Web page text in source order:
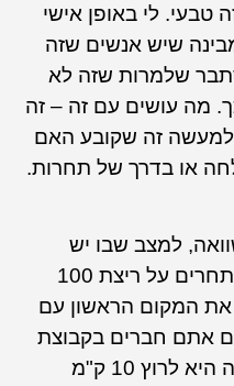
לי באופן אישי
שיש אנשים שזה
שלמרות שזה לא
מה עושים עם זה – זה
זה שקובע האם
או בדרך של תחרות.
למצב שבו יש
מקום רק לאחד. אם אתם מתחרים על ריצת 100
המקום הראשון עם
חברים בקבוצת
ריצה, והמטרה של משתתפיה היא לרוץ 10 ק"מ